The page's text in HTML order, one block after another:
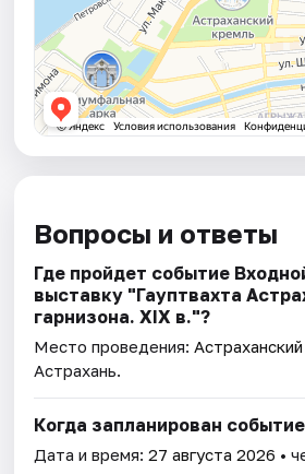
Вопросы и ответы
Где пройдет событие
выставку "Гауптвахта
гарнизона. XIX в."?
Место проведения:
Астрахань.
Когда запланирован
Дата и время:27 августа 2026 •